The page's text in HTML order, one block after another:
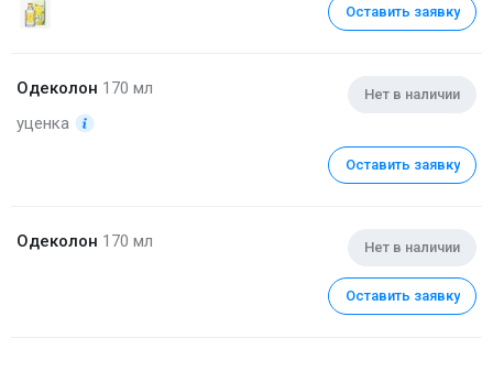
Оставить заявку
Одеколон 170 мл
уценка
Нет в наличии
Оставить заявку
Одеколон 170 мл Нет в наличии
Оставить заявку